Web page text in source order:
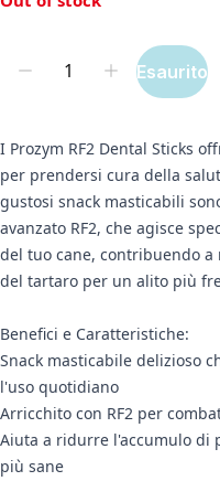
Esaurito
I Prozym RF2 Dental Sticks
per prendersi cura della
gustosi snack masticabili
avanzato RF2, che agisce
del tuo cane, contribuendo
del tartaro per un alito più
Benefici e Caratteristiche:
Snack masticabile delizioso
l'uso quotidiano
Arricchito con RF2 per
Aiuta a ridurre l'accumulo di
più sane